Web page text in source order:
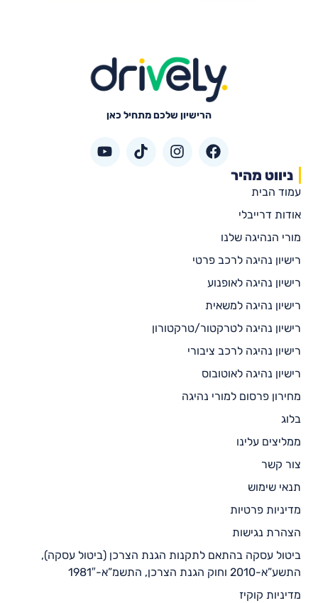
הרישיון שלכם מתחיל כאן
ניווט מהיר
עמוד הבית
אודות דרייבלי
מורי הנהיגה שלנו
רישיון נהיגה לרכב פרטי
רישיון נהיגה לאופנוע
רישיון נהיגה למשאית
רישיון נהיגה לטרקטור/טרקטורון
רישיון נהיגה לרכב ציבורי
רישיון נהיגה לאוטובוס
מחירון פרסום למורי נהיגה
בלוג
ממליצים עלינו
צור קשר
תנאי שימוש
מדיניות פרטיות
הצהרת נגישות
ביטול עסקה בהתאם לתקנות הגנת הצרכן (ביטול עסקה),
התשע”א-2010 וחוק הגנת הצרכן, התשמ”א-1981″
מדיניות קוקיז